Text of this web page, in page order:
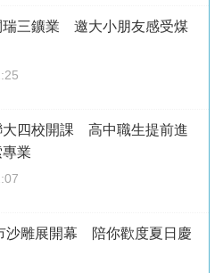
瑞三鑛業 邀大小朋友感受煤
大四校開課 高中職生提前進
業
沙雕展開幕 陪你歡度夏日慶